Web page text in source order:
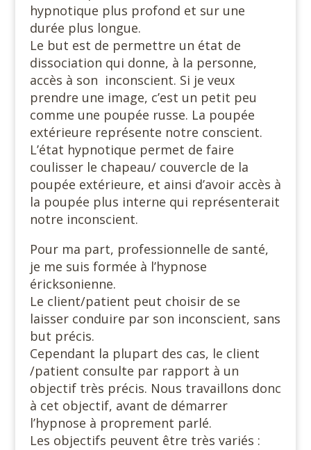
hypnotique plus profond et sur une
durée plus longue.
Le but est de permettre un état de
dissociation qui donne, à la personne,
accès à son inconscient. Si je veux
prendre une image, c’est un petit peu
comme une poupée russe. La poupée
extérieure représente notre conscient.
L’état hypnotique permet de faire
coulisser le chapeau/ couvercle de la
poupée extérieure, et ainsi d’avoir accès à
la poupée plus interne qui représenterait
notre inconscient.
Pour ma part, professionnelle de santé,
je me suis formée à l’hypnose
éricksonienne.
Le client/patient peut choisir de se
laisser conduire par son inconscient, sans
but précis.
Cependant la plupart des cas, le client
/patient consulte par rapport à un
objectif très précis. Nous travaillons donc
à cet objectif, avant de démarrer
l’hypnose à proprement parlé.
Les objectifs peuvent être très variés :